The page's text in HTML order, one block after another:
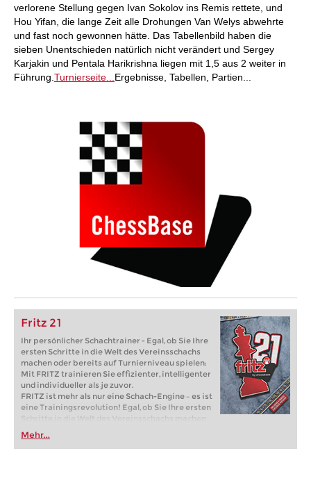
verlorene Stellung gegen Ivan Sokolov ins Remis rettete, und
Hou Yifan, die lange Zeit alle Drohungen Van Welys abwehrte
und fast noch gewonnen hätte. Das Tabellenbild haben die
sieben Unentschieden natürlich nicht verändert und Sergey
Karjakin und Pentala Harikrishna liegen mit 1,5 aus 2 weiter in
Führung. Turnierseite... Ergebnisse, Tabellen, Partien...
Fritz 21
Ihr persönlicher Schachtrainer - Egal, ob Sie Ihre
ersten Schritte in die Welt des Vereinsschachs
machen oder bereits auf Turnierniveau spielen:
Mit FRITZ trainieren Sie effizienter, intelligenter
und individueller als je zuvor.
FRITZ ist mehr als nur eine Schach-Engine – es ist
eine Trainingsrevolution! Egal, ob Sie Ihre ersten
Schritte in die Welt des Vereinsschachs machen
oder bereits auf Turnierniveau spielen: Mit
FRITZ trainieren Sie effizienter, intelligenter und
individueller als je zuvor.
Mehr...